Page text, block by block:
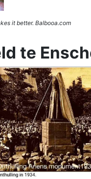
it better. Balbooa.com
te